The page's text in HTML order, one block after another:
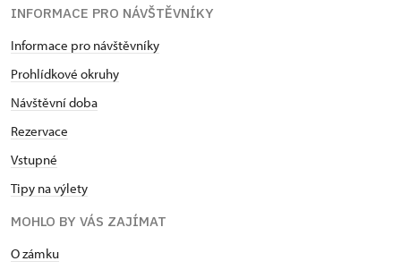
INFORMACE PRO NÁVŠTĚVNÍKY
Informace pro návštěvníky
Prohlídkové okruhy
Návštěvní doba
Rezervace
Vstupné
Tipy na výlety
MOHLO BY VÁS ZAJÍMAT
​​​​​​O zámku